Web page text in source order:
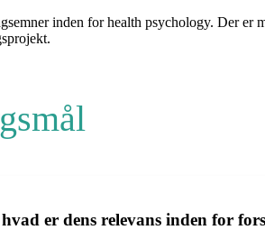
inden for health psychology. Der
er dens relevans inden for